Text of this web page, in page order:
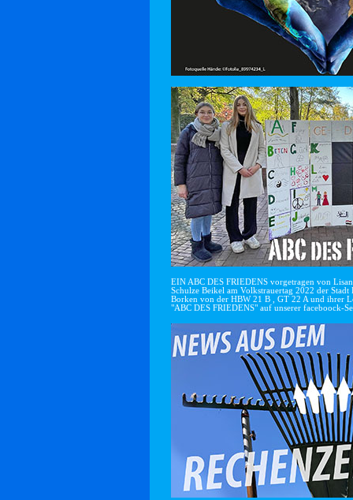
EIN ABC DES FRIEDENS vorgetragen von
Schulze Beikel am Volkstrauertag 2022 der
Borken von der HBW 21 B , GT 22 A und ihrer
"ABC DES FRIEDENS" auf unserer faceboock-